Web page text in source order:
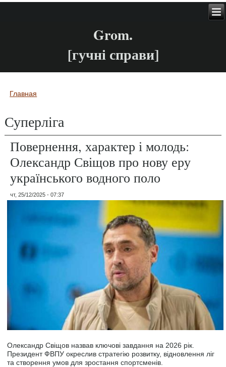
Grom.
[гучні справи]
Вы здесь
Главная
Суперліга
Повернення, характер і молодь:
Олександр Свіщов про нову еру
українського водного поло
чт, 25/12/2025 - 07:37
Олександр Свіщов назвав ключові завдання на 2026 рік.
Президент ФВПУ окреслив стратегію розвитку, відновлення ліг
та створення умов для зростання спортсменів.